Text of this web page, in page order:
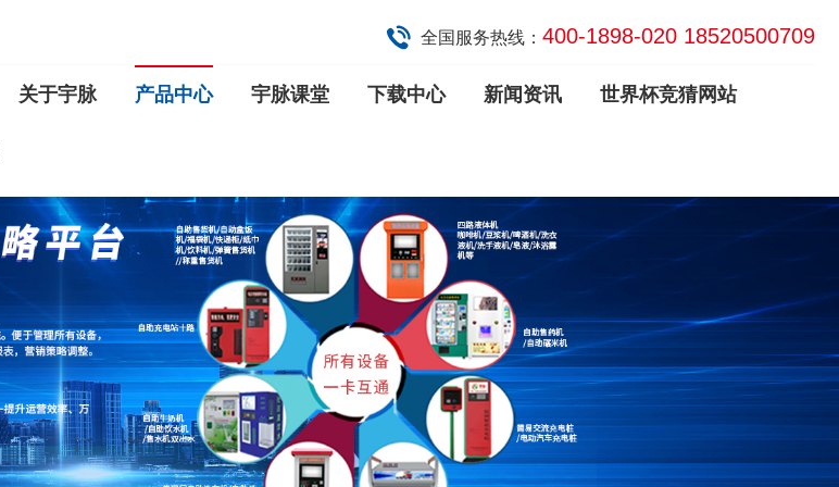
全国服务热线： 400-1898-020 18520500709
关于宇脉 产品中心 宇脉课堂 下载中心 新闻资讯 世界杯竞猜网站